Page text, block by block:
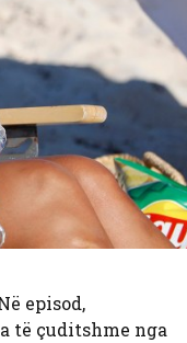
episod,
të çuditshme nga